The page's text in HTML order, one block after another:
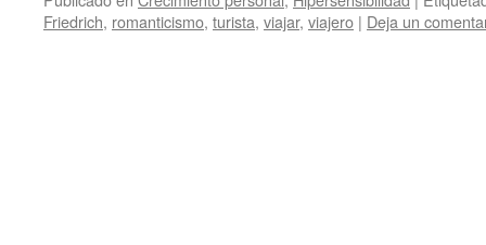
Friedrich, romanticismo, turista, viajar, viajero | Deja un